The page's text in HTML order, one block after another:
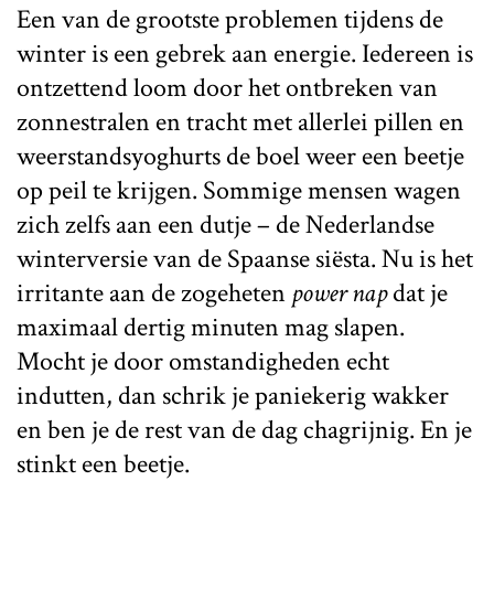
Een van de grootste problemen tijdens de
winter is een gebrek aan energie. Iedereen is
ontzettend loom door het ontbreken van
zonnestralen en tracht met allerlei pillen en
weerstandsyoghurts de boel weer een beetje
op peil te krijgen. Sommige mensen wagen
zich zelfs aan een dutje – de Nederlandse
winterversie van de Spaanse siësta. Nu is het
irritante aan de zogeheten power napdat je
maximaal dertig minuten mag slapen.
Mocht je door omstandigheden echt
indutten, dan schrik je paniekerig wakker
en ben je de rest van de dag chagrijnig. En je
stinkt een beetje.